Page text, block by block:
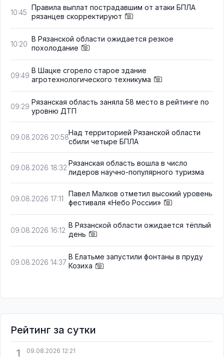
10:45
Правила выплат пострадавшим от атаки БПЛА
рязанцев скорректируют
10:20
В Рязанской области ожидается резкое
похолодание
09:49
В Шацке сгорело старое здание
агротехнологического техникума
09:29
Рязанская область заняла 58 место в рейтинге по
уровню ДТП
09.08.2026 20:58
Над территорией Рязанской области
сбили четыре БПЛА
09.08.2026 18:32
Рязанская область вошла в число
лидеров научно-популярного туризма
09.08.2026 17:11
Павел Малков отметил высокий уровень
фестиваля «Небо России»
09.08.2026 16:12
В Рязанской области ожидается тёплый
день
09.08.2026 14:37
В Елатьме запустили фонтаны в пруду
Козиха
Рейтинг за сутки
1
09.08.2026 12:21